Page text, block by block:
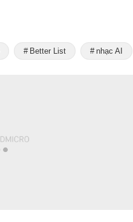
Better List nhạc AI